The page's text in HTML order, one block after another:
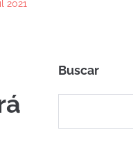
2021
Buscar